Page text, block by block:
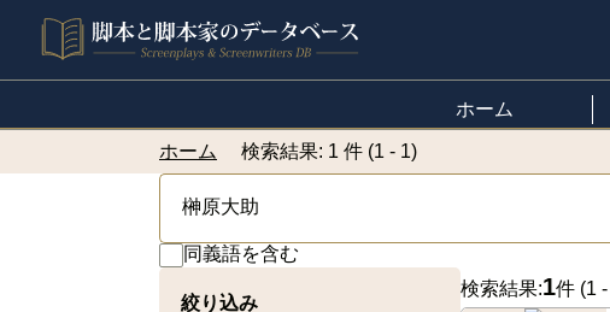
ホーム
ホーム 検索結果: 1 件 (1 - 1)
同義語を含む
絞り込み
検索結果:1件 (1